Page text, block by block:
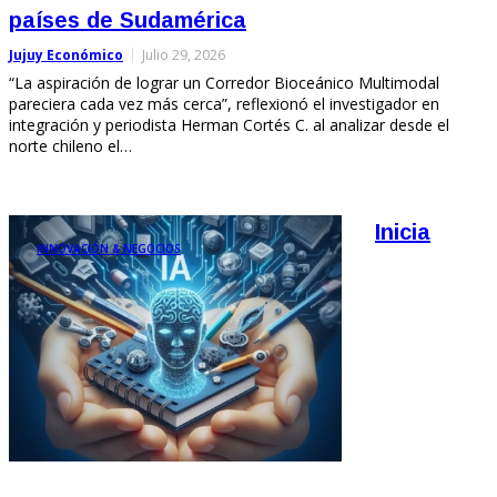
países de Sudamérica
Jujuy Económico Julio 29, 2026
“La aspiración de lograr un Corredor Bioceánico Multimodal
pareciera cada vez más cerca”, reflexionó el investigador en
integración y periodista Herman Cortés C. al analizar desde el
norte chileno el…
INNOVACIÓN & NEGOCIOS
Inicia